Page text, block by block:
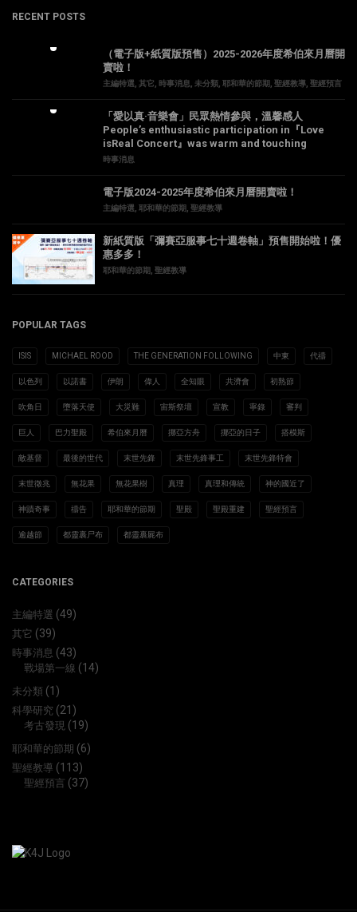
RECENT POSTS
（電子版+紙質版預售）2025-2026年度希伯來月曆開
賣啦！
主編特選 其它 時事消息 未分類 耶和華的節期 聖經教導 聖經預言
「愛以真·音樂會」民眾熱情參與，溫馨感人
People’s enthusiastic participation in『Love
isReal Concert』was warm and touching
時事消息
電子版2024-2025年度希伯來月曆開賣啦！
主編特選 耶和華的節期 聖經教導
新紙質版「彌賽亞服事七十週卷軸」預售開始啦！優
惠多多！
耶和華的節期 聖經教導
POPULAR TAGS
ISIS MICHAEL ROOD THE GENERATION FOLLOWING 中東 代禱
以色列 以諾書 伊朗 偉人 全知眼 共濟會 初熟節
吹角日 墮落天使 大災難 宙斯祭壇 宣教 寧錄 審判
巨人 巴力聖殿 希伯來月曆 挪亞方舟 挪亞的日子 搭模斯
敵基督 最後的世代 末世先鋒 末世先鋒事工 末世先鋒特會
末世徵兆 無花果 無花果樹 真理 真理和傳統 神的國近了
神蹟奇事 禱告 耶和華的節期 聖殿 聖殿重建 聖經預言
逾越節 都靈裹尸布 都靈裹屍布
CATEGORIES
主編特選 (49)
其它 (39)
時事消息 (43)
戰場第一線 (14)
未分類 (1)
科學研究 (21)
考古發現 (19)
耶和華的節期 (6)
聖經教導 (113)
聖經預言 (37)